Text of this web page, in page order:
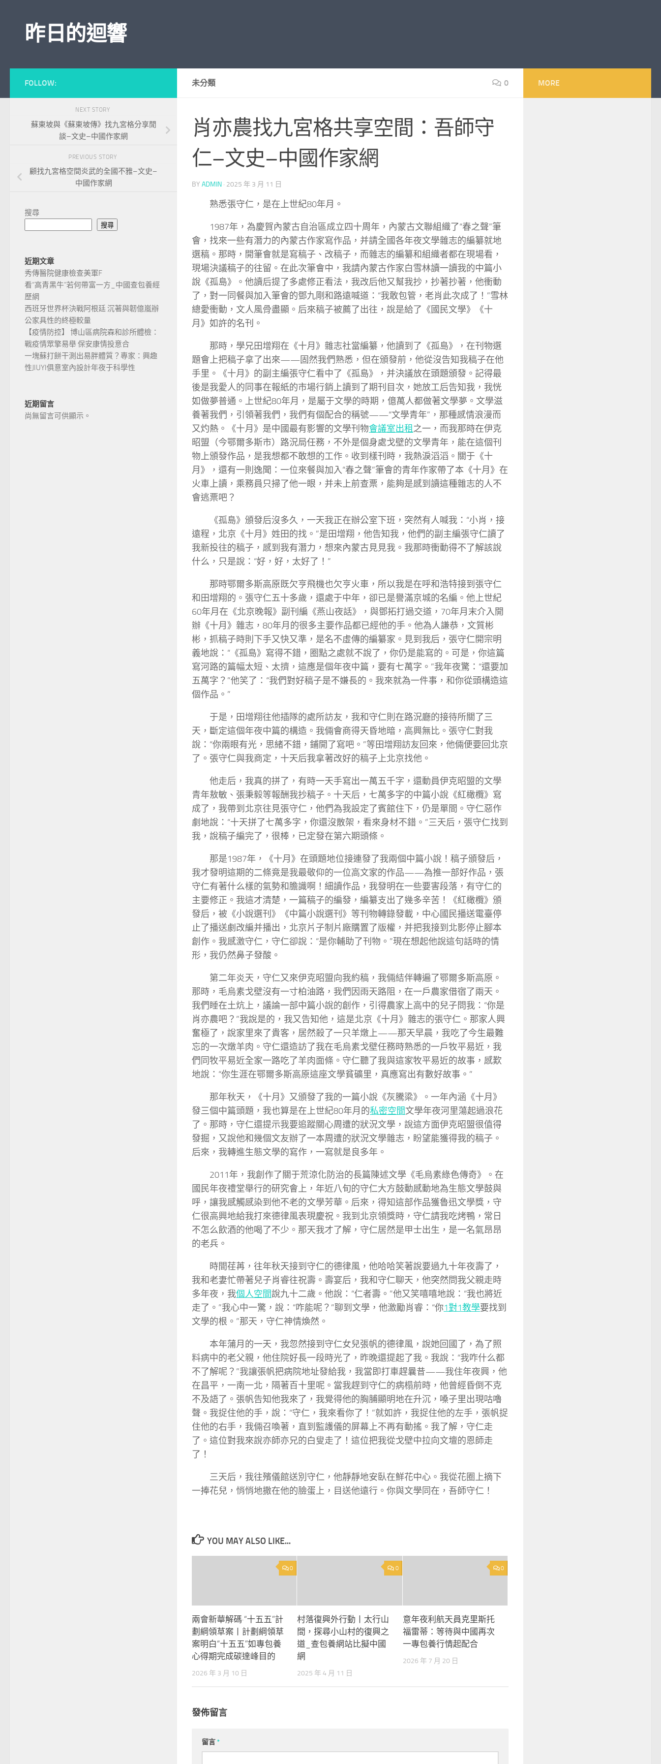
昨日的迴響
未分類 0
肖亦農找九宮格共享空間：吾師守
仁–文史–中國作家網
BY ADMIN · 2025 年 3 月 11 日
熟悉張守仁，是在上世紀80年月。
1987年，為慶賀內蒙古自治區成立四十周年，內蒙古文聯組織了“春之聲”筆
會，找來一些有潛力的內蒙古作家寫作品，并請全國各年夜文學雜志的編纂就地
選稿。那時，開筆會就是寫稿子、改稿子，而雜志的編纂和組織者都在現場看，
現場決議稿子的往留。在此次筆會中，我請內蒙古作家白雪林讀一讀我的中篇小
說《孤島》。他讀后提了多處修正看法，我改后他又幫我抄，抄著抄著，他衝動
了，對一同餐與加入筆會的鄧九剛和路遠喊道：“我敢包管，老肖此次成了！”雪林
總愛衝動，文人風骨盡顯。后來稿子被薦了出往，說是給了《國民文學》《十
月》如許的名刊。
那時，學兄田增翔在《十月》雜志社當編纂，他讀到了《孤島》，在刊物選
題會上把稿子拿了出來——固然我們熟悉，但在頒發前，他從沒告知我稿子在他
手里。《十月》的副主編張守仁看中了《孤島》，并決議放在頭題頒發。記得最
後是我愛人的同事在報紙的市場行銷上讀到了期刊目次，她放工后告知我，我恍
如做夢普通。上世紀80年月，是屬于文學的時期，億萬人都做著文學夢。文學滋
養著我們，引領著我們，我們有個配合的稱號——“文學青年”，那種感情浪漫而
又灼熱。《十月》是中國最有影響的文學刊物會議室出租之一，而我那時在伊克
昭盟（今鄂爾多斯市）路況局任務，不外是個身處戈壁的文學青年，能在這個刊
物上頒發作品，是我想都不敢想的工作。收到樣刊時，我熱淚滔滔。關于《十
月》，還有一則逸聞：一位來餐與加入“春之聲”筆會的青年作家帶了本《十月》在
火車上讀，乘務員只掃了他一眼，并未上前查票，能夠是感到讀這種雜志的人不
會逃票吧？
《孤島》頒發后沒多久，一天我正在辦公室下班，突然有人喊我：“小肖，接
遠程，北京《十月》姓田的找。”是田增翔，他告知我，他們的副主編張守仁讀了
我新投往的稿子，感到我有潛力，想來內蒙古見見我。我那時衝動得不了解該說
什么，只是說：“好，好，太好了！”
那時鄂爾多斯高原既欠亨飛機也欠亨火車，所以我是在呼和浩特接到張守仁
和田增翔的。張守仁五十多歲，還處于中年，卻已是譽滿京城的名編。他上世紀
60年月在《北京晚報》副刊編《燕山夜話》，與鄧拓打過交道，70年月末介入開
辦《十月》雜志，80年月的很多主要作品都已經他的手。他為人謙恭，文質彬
彬，抓稿子時則下手又快又準，是名不虛傳的編纂家。見到我后，張守仁開宗明
義地說：“《孤島》寫得不錯，圈點之處就不說了，你仍是能寫的。可是，你這篇
寫河路的篇幅太短、太擠，這應是個年夜中篇，要有七萬字。”我年夜驚：“還要加
五萬字？”他笑了：“我們對好稿子是不嫌長的。我來就為一件事，和你從頭構造這
個作品。”
于是，田增翔往他插隊的處所訪友，我和守仁則在路況廳的接待所關了三
天，斷定這個年夜中篇的構造。我倆會商得天昏地暗，高興無比。張守仁對我
說：“你兩眼有光，思緒不錯，鋪開了寫吧。”等田增翔訪友回來，他倆便要回北京
了。張守仁與我商定，十天后我拿著改好的稿子上北京找他。
他走后，我真的拼了，有時一天手寫出一萬五千字，還動員伊克昭盟的文學
青年敖敏、張秉毅等報酬我抄稿子。十天后，七萬多字的中篇小說《紅橄欖》寫
成了，我帶到北京往見張守仁，他們為我設定了賓館住下，仍是單間。守仁惡作
劇地說：“十天拼了七萬多字，你還沒散架，看來身材不錯。”三天后，張守仁找到
我，說稿子編完了，很棒，已定發在第六期頭條。
那是1987年，《十月》在頭題地位接連發了我兩個中篇小說！稿子頒發后，
我才發明這期的二條竟是我最敬仰的一位高文家的作品——為推一部好作品，張
守仁有著什么樣的氣勢和膽識啊！細讀作品，我發明在一些要害段落，有守仁的
主要修正。我這才清楚，一篇稿子的編發，編纂支出了幾多辛苦！《紅橄欖》頒
發后，被《小說選刊》《中篇小說選刊》等刊物轉錄發載，中心國民播送電臺停
止了播送劇改編并播出，北京片子制片廠購置了版權，并把我接到北影停止腳本
創作。我感激守仁，守仁卻說：“是你輔助了刊物。”現在想起他說這句話時的情
形，我仍然鼻子發酸。
第二年炎天，守仁又來伊克昭盟向我約稿，我倆結伴轉遍了鄂爾多斯高原。
那時，毛烏素戈壁沒有一寸柏油路，我們因雨天路阻，在一戶農家借宿了兩天。
我們睡在土炕上，議論一部中篇小說的創作，引得農家上高中的兒子問我：“你是
肖亦農吧？”我說是的，我又告知他，這是北京《十月》雜志的張守仁。那家人興
奮極了，說家里來了貴客，居然殺了一只羊燉上——那天早晨，我吃了今生最難
忘的一次燉羊肉。守仁還造訪了我在毛烏素戈壁任務時熟悉的一戶牧平易近，我
們同牧平易近全家一路吃了羊肉面條。守仁聽了我與這家牧平易近的故事，感歎
地說：“你生涯在鄂爾多斯高原這座文學貧礦里，真應寫出有數好故事。”
那年秋天，《十月》又頒發了我的一篇小說《灰騰梁》。一年內涵《十月》
發三個中篇頭題，我也算是在上世紀80年月的私密空間文學年夜河里蕩起過浪花
了。那時，守仁還提示我要追蹤關心周遭的狀況文學，說這方面伊克昭盟很值得
發掘，又說他和幾個文友辦了一本周遭的狀況文學雜志，盼望能獲得我的稿子。
后來，我轉進生態文學的寫作，一寫就是良多年。
2011年，我創作了關于荒涼化防治的長篇陳述文學《毛烏素綠色傳奇》。在
國民年夜禮堂舉行的研究會上，年近八旬的守仁大方鼓動感動地為生態文學鼓與
呼，讓我感觸感染到他不老的文學芳華。后來，得知這部作品獲魯迅文學獎，守
仁很高興地給我打來德律風表現慶祝。我到北京領獎時，守仁請我吃烤鴨，常日
不怎么飲酒的他喝了不少。那天我才了解，守仁居然是甲士出生，是一名氣昂昂
的老兵。
時間荏苒，往年秋天接到守仁的德律風，他哈哈笑著說要過九十年夜壽了，
我和老妻忙帶著兒子肖睿往祝壽。壽宴后，我和守仁聊天，他突然問我父親走時
多年夜，我個人空間說九十二歲。他說：“仁者壽。”他又笑嘻嘻地說：“我也將近
走了。”我心中一驚，說：“咋能呢？”聊到文學，他激勵肖睿：“你1對1教學要找到
文學的根。”那天，守仁神情煥然。
本年蒲月的一天，我忽然接到守仁女兒張帆的德律風，說她回國了，為了照
料病中的老父親，他住院好長一段時光了，昨晚還提起了我。我說：“我咋什么都
不了解呢？”我讓張帆把病院地址發給我，我當即打車趕曩昔——我住年夜興，他
在昌平，一南一北，隔著百十里呢。當我趕到守仁的病榻前時，他曾經昏倒不克
不及語了。張帆告知他我來了，我覺得他的胸脯顯明地在升沉，嗓子里出現咕嚕
聲。我捉住他的手，說：“守仁，我來看你了！”就如許，我捉住他的左手，張帆捉
住他的右手，我倆召喚著，直到監護儀的屏幕上不再有動搖。我了解，守仁走
了。這位對我來說亦師亦兄的白叟走了！這位把我從戈壁中拉向文壇的恩師走
了！
三天后，我往殯儀館送別守仁，他靜靜地安臥在鮮花中心。我從花圈上摘下
一捧花兒，悄悄地撒在他的臉蛋上，目送他遠行。你與文學同在，吾師守仁！
YOU MAY ALSO LIKE...
0
兩會新華解碼·“十五五”計
劃綱領草案丨計劃綱領草
案明白“十五五”如專包養
心得期完成碳達峰目的
2026 年 3 月 10 日
0
村落復興外行動丨太行山
間，探尋小山村的復興之
道_查包養網站比擬中國
網
2025 年 4 月 11 日
0
意年夜利航天員克里斯托
福雷蒂：等待與中國再次
一專包養行情起配合
2026 年 7 月 20 日
發佈留言
留言*
FOLLOW:
NEXT STORY
蘇東坡與《蘇東坡傳》找九宮格分享閒
談–文史–中國作家網
PREVIOUS STORY
顧找九宮格空間炎武的全國不雅–文史–
中國作家網
搜尋
搜尋
近期文章
秀傳醫院健康檢查美軍F
看“高青黑牛”若何帶富一方_中國查包養經
歷網
西班牙世界杯決戰阿根廷 沉著與韌億嵐辦
公家具性的終極較量
【疫情防控】 博山區病院森和診所體檢：
戰疫情眾擎易舉 保安康情投意合
一塊蘇打餅干測出易胖體質？專家：興趣
性JIUYI俱意室內設計年夜于科學性
近期留言
尚無留言可供顯示。
MORE